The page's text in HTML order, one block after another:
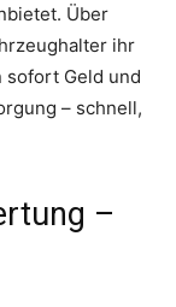
Über
ihr
sofort Geld und
– schnell,
–